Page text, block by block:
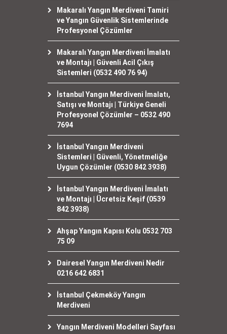
Makaralı Yangın Merdiveni Tamiri
ve Yangın Güvenlik Sistemlerinde
Profesyonel Çözümler
Makaralı Yangın Merdiveni İmalatı
ve Montajı | Güvenli Acil Çıkış
Sistemleri (0532 490 76 94)
İstanbul Yangın Merdiveni İmalatı,
Satışı ve Montajı | Türkiye Geneli
Profesyonel Çözümler – 0532 490
7694
İstanbul Yangın Merdiveni
Sistemleri | Güvenli, Yönetmeliğe
Uygun Çözümler (0530 842 3938)
İstanbul Yangın Merdiveni İmalatı
ve Montajı | Ücretsiz Keşif (0539
842 3938)
Ahşap Yangın Kapısı Kolu 0532 703
75 09
Dairesel Yangın Merdiveni Nedir
0216 642 6831
İstanbul Çekmeköy Yangın
Merdiveni
Yangın Merdiveni Modelleri Sayfası